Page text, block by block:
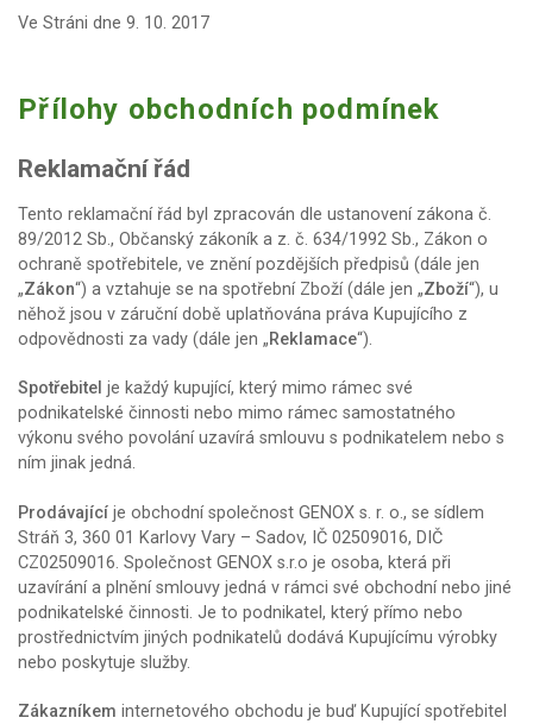
Ve Stráni dne 9. 10. 2017
Přílohy obchodních podmínek
Reklamační řád
Tento reklamační řád byl zpracován dle ustanovení zákona č.
89/2012 Sb., Občanský zákoník a z. č. 634/1992 Sb., Zákon o
ochraně spotřebitele, ve znění pozdějších předpisů (dále jen
„Zákon“) a vztahuje se na spotřební Zboží (dále jen „Zboží“), u
něhož jsou v záruční době uplatňována práva Kupujícího z
odpovědnosti za vady (dále jen „Reklamace“).
Spotřebitel je každý kupující, který mimo rámec své
podnikatelské činnosti nebo mimo rámec samostatného
výkonu svého povolání uzavírá smlouvu s podnikatelem nebo s
ním jinak jedná.
Prodávající je obchodní společnost GENOX s. r. o., se sídlem
Stráň 3, 360 01 Karlovy Vary – Sadov, IČ 02509016, DIČ
CZ02509016. Společnost GENOX s.r.o je osoba, která při
uzavírání a plnění smlouvy jedná v rámci své obchodní nebo jiné
podnikatelské činnosti. Je to podnikatel, který přímo nebo
prostřednictvím jiných podnikatelů dodává Kupujícímu výrobky
nebo poskytuje služby.
Zákazníkem internetového obchodu je buď Kupující spotřebitel